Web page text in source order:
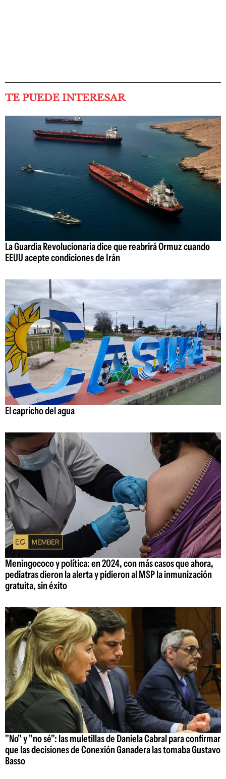
TE PUEDE INTERESAR
La Guardia Revolucionaria dice que reabrirá Ormuz cuando
EEUU acepte condiciones de Irán
El capricho del agua
Meningococo y política: en 2024, con más casos que ahora,
pediatras dieron la alerta y pidieron al MSP la inmunización
gratuita, sin éxito
"No" y "no sé": las muletillas de Daniela Cabral para confirmar
que las decisiones de Conexión Ganadera las tomaba Gustavo
Basso